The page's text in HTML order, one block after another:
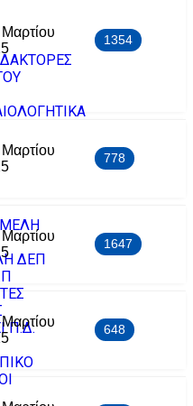
ΔΕΠ
Π.Δ.
1354
778
1647
648